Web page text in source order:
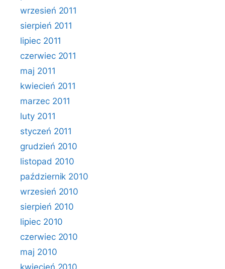
wrzesień 2011
sierpień 2011
lipiec 2011
czerwiec 2011
maj 2011
kwiecień 2011
marzec 2011
luty 2011
styczeń 2011
grudzień 2010
listopad 2010
październik 2010
wrzesień 2010
sierpień 2010
lipiec 2010
czerwiec 2010
maj 2010
kwiecień 2010